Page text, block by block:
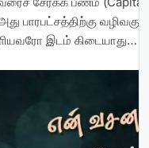
பாரபட்சத்திற்கு
இடம் கிடையாது…